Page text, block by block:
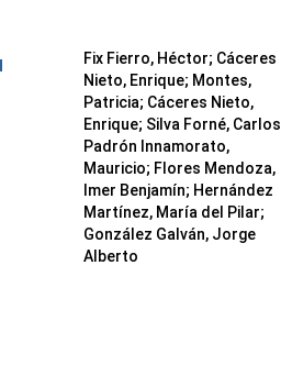
Fix Fierro, Héctor; Cáceres
Nieto, Enrique; Montes,
Patricia; Cáceres Nieto,
Enrique; Silva Forné, Carlos
Padrón Innamorato,
Mauricio; Flores Mendoza,
Imer Benjamín; Hernández
Martínez, María del Pilar;
González Galván, Jorge
Alberto